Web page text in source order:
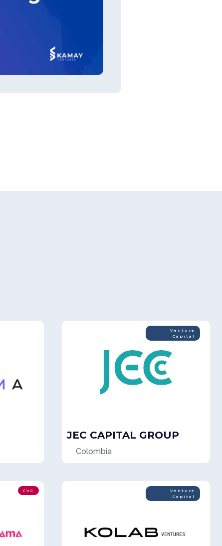
Venture
Capital
JEC CAPITAL GROUP
Colombia
CVC
Venture
Capital